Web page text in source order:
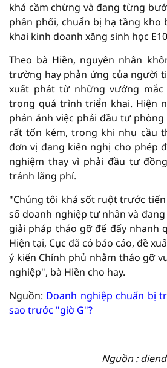
khá cầm chừng và đang từng
phân phối, chuẩn bị hạ tầng kho
khai kinh doanh xăng sinh học
Theo bà Hiền, nguyên nhân
trường hay phản ứng của người
xuất phát từ những vướng
trong quá trình triển khai. Hiện
phản ánh việc phải đầu tư
rất tốn kém, trong khi nhu cầu
đơn vị đang kiến nghị cho phép
nghiệm thay vì phải đầu tư
tránh lãng phí.
"Chúng tôi khá sốt ruột trước
số doanh nghiệp tư nhân và
giải pháp tháo gỡ để đẩy nhanh
Hiện tại, Cục đã có báo cáo, đề
ý kiến Chính phủ nhằm tháo gỡ
nghiệp", bà Hiền cho hay.
Nguồn: Doanh nghiệp chuẩn bị
sao trước "giờ G"?
Nguồn :